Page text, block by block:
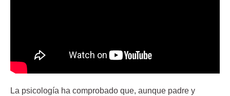
La psicología ha comprobado que, aunque padre y